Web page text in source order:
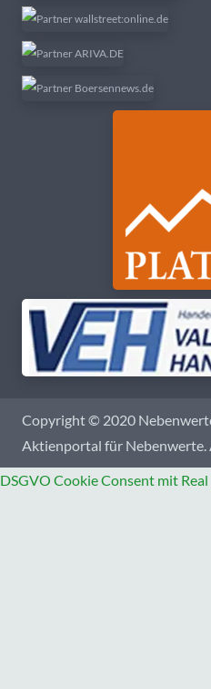
Copyright © 2020
Aktienportal für Nebenwerte.
DSGVO Cookie Consent mit